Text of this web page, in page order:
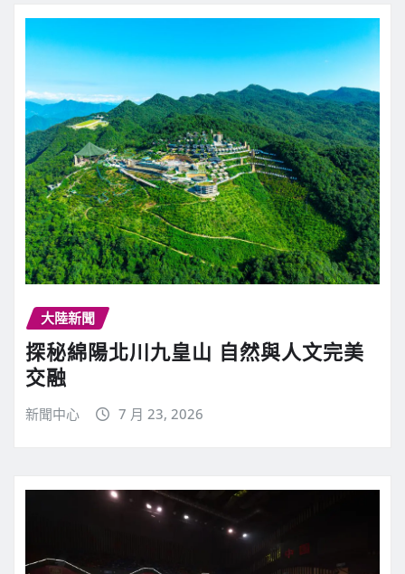
大陸新聞
探秘綿陽北川九皇山 自然與人文完美
交融
新聞中心 7 月 23, 2026